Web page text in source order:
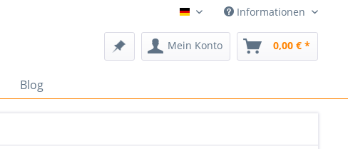
Deutsch Informationen
Mein Konto 0,00 € *
Blog